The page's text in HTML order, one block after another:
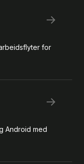
→
for
→
Android med